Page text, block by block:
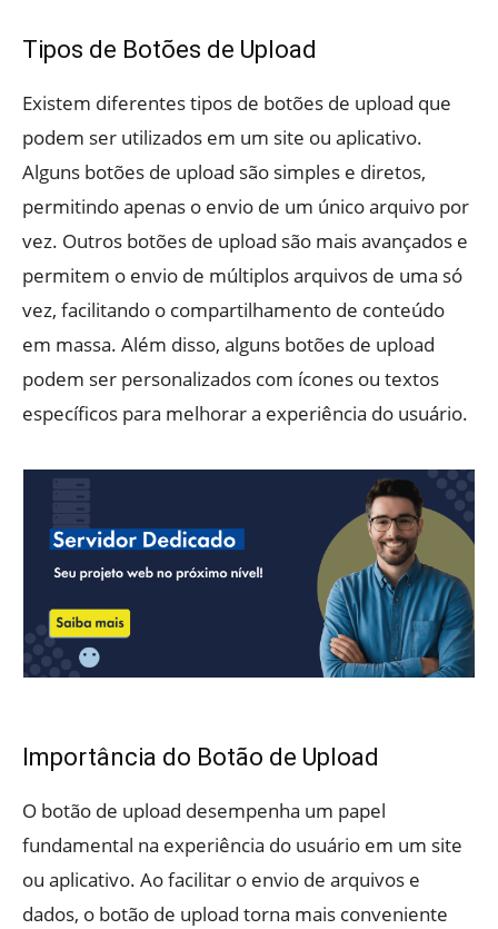
Tipos de Botões de Upload
Existem diferentes tipos de botões de upload que
podem ser utilizados em um site ou aplicativo.
Alguns botões de upload são simples e diretos,
permitindo apenas o envio de um único arquivo por
vez. Outros botões de upload são mais avançados e
permitem o envio de múltiplos arquivos de uma só
vez, facilitando o compartilhamento de conteúdo
em massa. Além disso, alguns botões de upload
podem ser personalizados com ícones ou textos
específicos para melhorar a experiência do usuário.
Importância do Botão de Upload
O botão de upload desempenha um papel
fundamental na experiência do usuário em um site
ou aplicativo. Ao facilitar o envio de arquivos e
dados, o botão de upload torna mais conveniente